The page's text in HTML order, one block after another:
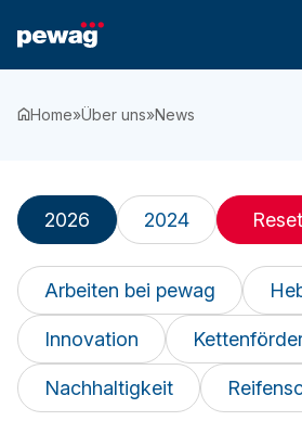
Home»Über uns»News
2026 2024 Reset
Arbeiten bei pewag
Innovation
Nachhaltigkeit